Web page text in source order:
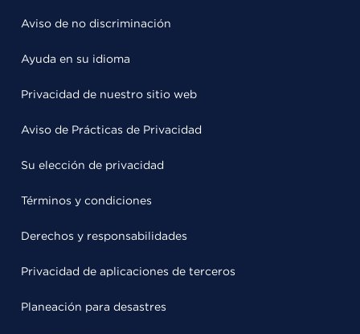
Aviso de no discriminación
Ayuda en su idioma
Privacidad de nuestro sitio web
Aviso de Prácticas de Privacidad
Su elección de privacidad
Términos y condiciones
Derechos y responsabilidades
Privacidad de aplicaciones de terceros
Planeación para desastres